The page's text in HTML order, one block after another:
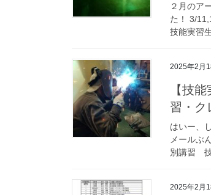
２月のア
た！ 3/
技能実習
2025年2月
【技
習・
はいー、
メールぶ
別講習
2025年2月